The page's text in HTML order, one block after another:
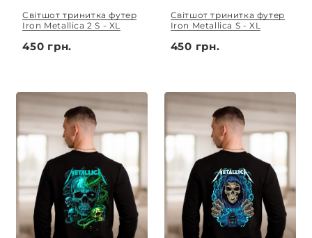
Світшот тринитка футер
Iron Metallica 2 S - XL
450 грн.
Світшот тринитка футер
Iron Metallica S - XL
450 грн.